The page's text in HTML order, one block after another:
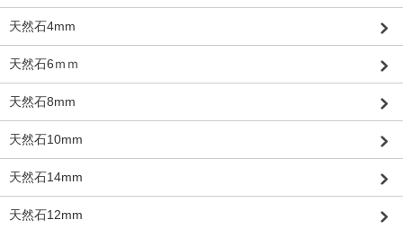
天然石4mm
天然石6ｍｍ
天然石8mm
天然石10mm
天然石14mm
天然石12mm